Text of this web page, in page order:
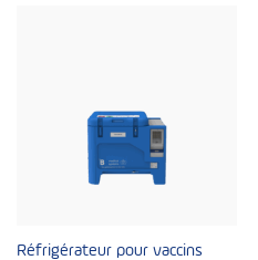
Réfrigérateur pour vaccins